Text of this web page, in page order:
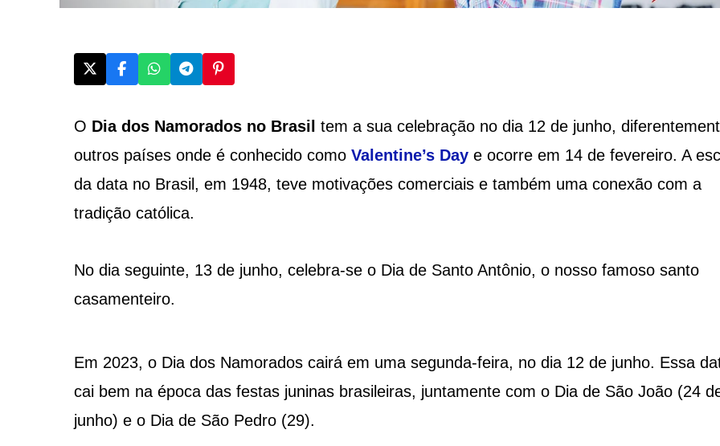
O Dia dos Namorados no Brasil tem a sua celebração no dia 12 de junho,
outros países onde é conhecido como Valentine’s Daye ocorre em 14 de fevereiro. A
da data no Brasil, em 1948, teve motivações comerciais e também uma conexão com a
tradição católica.
No dia seguinte, 13 de junho, celebra-se o Dia de Santo Antônio, o nosso famoso santo
casamenteiro.
Em 2023, o Dia dos Namorados cairá em uma segunda-feira, no dia 12 de junho. Essa
cai bem na época das festas juninas brasileiras, juntamente com o Dia de São João (24
junho) e o Dia de São Pedro (29).